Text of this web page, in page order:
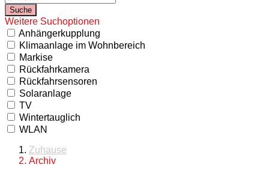
Weitere Suchoptionen
Anhängerkupplung
Klimaanlage im Wohnbereich
Markise
Rückfahrkamera
Rückfahrsensoren
Solaranlage
TV
Wintertauglich
WLAN
Zuhause
Archiv